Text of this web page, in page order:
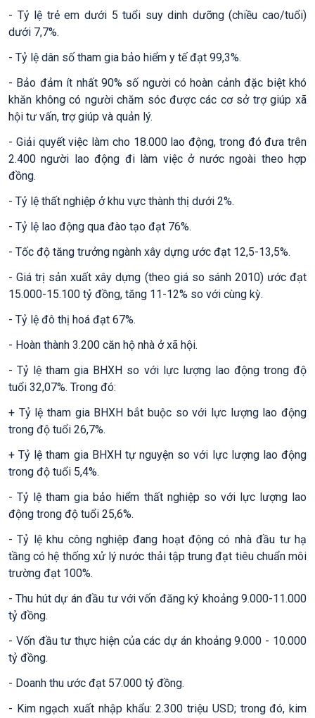
- Tỷ lệ trẻ em dưới 5 tuổi suy dinh dưỡng (chiều cao/tuổi)
dưới 7,7%.
- Tỷ lệ dân số tham gia bảo hiểm y tế đạt 99,3%.
- Bảo đảm ít nhất 90% số người có hoàn cảnh đặc biệt khó
khăn không có người chăm sóc được các cơ sở trợ giúp xã
hội tư vấn, trợ giúp và quản lý.
- Giải quyết việc làm cho 18.000 lao động, trong đó đưa trên
2.400 người lao động đi làm việc ở nước ngoài theo hợp
đồng.
- Tỷ lệ thất nghiệp ở khu vực thành thị dưới 2%.
- Tỷ lệ lao động qua đào tạo đạt 76%.
- Tốc độ tăng trưởng ngành xây dựng ước đạt 12,5-13,5%.
- Giá trị sản xuất xây dựng (theo giá so sánh 2010) ước đạt
15.000-15.100 tỷ đồng, tăng 11-12% so với cùng kỳ.
- Tỷ lệ đô thị hoá đạt 67%.
- Hoàn thành 3.200 căn hộ nhà ở xã hội.
- Tỷ lệ tham gia BHXH so với lực lượng lao động trong độ
tuổi 32,07%. Trong đó:
+ Tỷ lệ tham gia BHXH bắt buộc so với lực lượng lao động
trong độ tuổi 26,7%.
+ Tỷ lệ tham gia BHXH tự nguyện so với lực lượng lao động
trong độ tuổi 5,4%.
- Tỷ lệ tham gia bảo hiểm thất nghiệp so với lực lượng lao
động trong độ tuổi 25,6%.
- Tỷ lệ khu công nghiệp đang hoạt động có nhà đầu tư hạ
tầng có hệ thống xử lý nước thải tập trung đạt tiêu chuẩn môi
trường đạt 100%.
- Thu hút dự án đầu tư với vốn đăng ký khoảng 9.000-11.000
tỷ đồng.
- Vốn đầu tư thực hiện của các dự án khoảng 9.000 - 10.000
tỷ đồng.
- Doanh thu ước đạt 57.000 tỷ đồng.
- Kim ngạch xuất nhập khẩu: 2.300 triệu USD; trong đó, kim